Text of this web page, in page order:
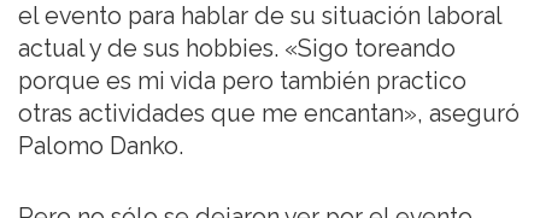
el evento para hablar de su situación laboral
actual y de sus hobbies. «Sigo toreando
porque es mi vida pero también practico
otras actividades que me encantan», aseguró
Palomo Danko.